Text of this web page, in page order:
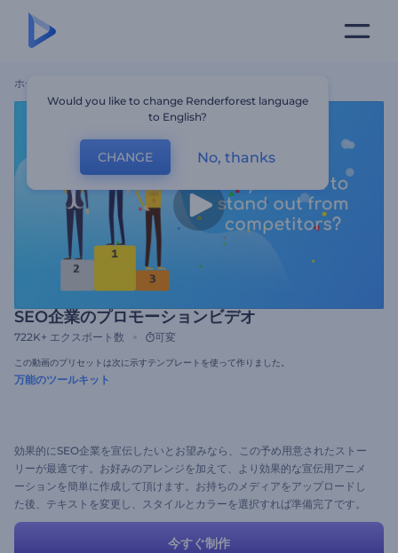
ホーム
SEO企業のプロモーションビデオ
722K+ エクスポート数 可変
この動画のプリセットは次に示すテンプレートを使って作りました。
万能のツールキット
効果的にSEO企業を宣伝したいとお望みなら、この予め用意されたストー
リーが最適です。お好みのアレンジを加えて、より効果的な宣伝用アニメ
ーションを簡単に作成して頂けます。お持ちのメディアをアップロードし
た後、テキストを変更し、スタイルとカラーを選択すれば準備完了です。
今すぐ制作
Would you like to change Renderforest language
to English?
CHANGE No, thanks